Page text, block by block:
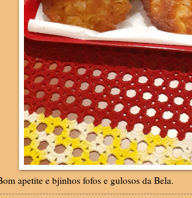
apetite e bjinhos fofos e gulosos da Bela.